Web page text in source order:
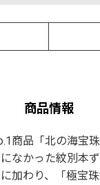
商品情報
商品「北の海宝
なかった紋別本
加わり、「極宝